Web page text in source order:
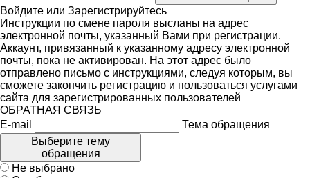
Войдите или Зарегистрируйтесь
Инструкции по смене пароля высланы на адрес
электронной почты, указанный Вами при регистрации.
Аккаунт, привязанный к указанному адресу электронной
почты, пока не активирован. На этот адрес было
отправлено письмо с инструкциями, следуя которым, вы
сможете закончить регистрацию и пользоваться услугами
сайта для зарегистрированных пользователей
ОБРАТНАЯ СВЯЗЬ
E-mail
Тема обращения
Выберите тему
обращения
Не выбрано